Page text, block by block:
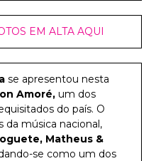
EM ALTA AQUI
se apresentou nesta
Amoré, um dos
do país. O
da música nacional,
Matheus &
se como um dos